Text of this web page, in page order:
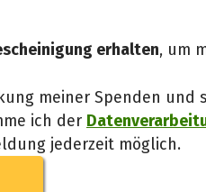
erhalten, um
meiner Spenden und
ich der
jederzeit möglich.